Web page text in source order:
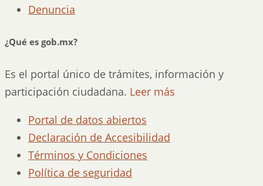
Denuncia
¿Qué es gob.mx?
Es el portal único de trámites, información y
participación ciudadana. Leer más
Portal de datos abiertos
Declaración de Accesibilidad
Términos y Condiciones
Política de seguridad